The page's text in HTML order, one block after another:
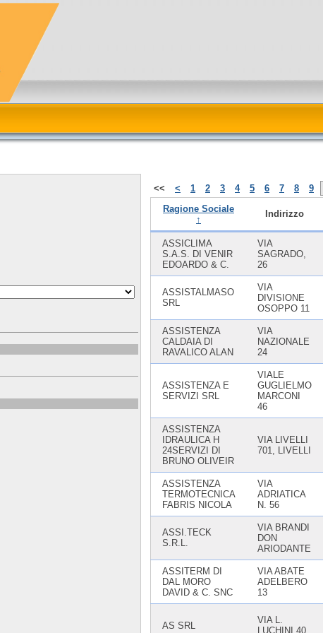
<< < 1 2 3 4 5 6 7 8 9
Ragione Sociale
↑
Indirizzo
ASSICLIMA
S.A.S. DI VENIR
EDOARDO & C.
VIA
SAGRADO,
26
ASSISTALMASO
SRL
VIA
DIVISIONE
OSOPPO 11
ASSISTENZA
CALDAIA DI
RAVALICO ALAN
VIA
NAZIONALE
24
ASSISTENZA E
SERVIZI SRL
VIALE
GUGLIELMO
MARCONI
46
ASSISTENZA
IDRAULICA H
24SERVIZI DI
BRUNO OLIVEIR
VIA LIVELLI
701, LIVELLI
ASSISTENZA
TERMOTECNICA
FABRIS NICOLA
VIA
ADRIATICA
N. 56
ASSI.TECK
S.R.L.
VIA BRANDI
DON
ARIODANTE
ASSITERM DI
DAL MORO
DAVID & C. SNC
VIA ABATE
ADELBERO
13
AS SRL
VIA L.
LUCHINI 40